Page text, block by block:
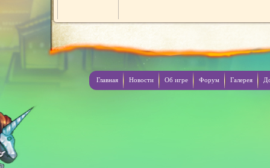
Главная Новости Об игре Форум Галерея